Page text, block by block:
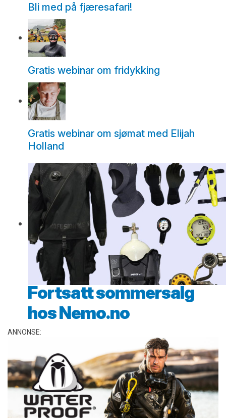
Bli med på fjæresafari!
Gratis webinar om fridykking
Gratis webinar om sjømat med Elijah
Holland
Fortsatt sommersalg
hos Nemo.no
ANNONSE: